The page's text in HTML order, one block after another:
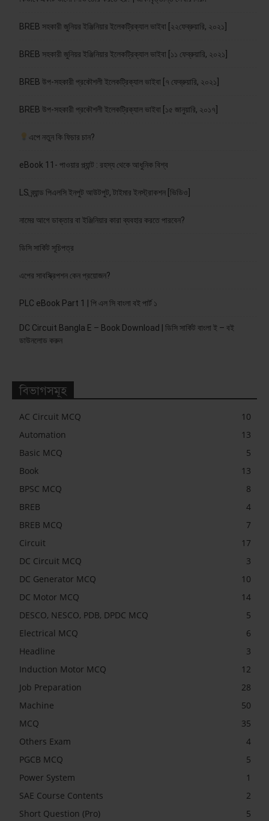
BREB সহকারী জুনিয়র ইঞ্জিনিয়ার ইলেকট্রিক্যাল ভাইবা [২২ফেব্রুয়ারি, ২০২১]
BREB সহকারী জুনিয়র ইঞ্জিনিয়ার ইলেকট্রিক্যাল ভাইবা [১১ ফেব্রুয়ারি, ২০২১]
BREB উপ-সহকারী প্রকৌশলী ইলেকট্রিক্যাল ভাইবা [৭ ফেব্রুয়ারি, ২০২১]
BREB উপ-সহকারী প্রকৌশলী ইলেকট্রিক্যাল ভাইবা [১৫ জানুয়ারি, ২০১৭]
এপে নতুন কি ফিচার চান?
eBook 11- পাওয়ার প্ল্যান্ট : রহস্য থেকে আধুনিক বিশ্ব
LS ব্র্যান্ড পিএলসি ইনপুট আউটপুট, টাইমার ইনস্ট্রাকশন [ভিডিও]
নামের আগে ডাক্তার বা ইঞ্জিনিয়ার কারা ব্যবহার করতে পারবেন?
ডিসি সার্কিট সূচিপত্র
এপের সাবস্ক্রিপশন কেন প্রয়োজন?
PLC eBook Part 1 | পি এল সি বাংলা বই পার্ট ১
DC Circuit Bangla E – Book Download | ডিসি সার্কিট বাংলা ই – বই
ডাউনলোড করুন
বিভাগসমূহ
AC Circuit MCQ
10
Automation
13
Basic MCQ
5
Book
13
BPSC MCQ
8
BREB
4
BREB MCQ
7
Circuit
17
DC Circuit MCQ
3
DC Generator MCQ
10
DC Motor MCQ
14
DESCO, NESCO, PDB, DPDC MCQ
5
Electrical MCQ
6
Headline
3
Induction Motor MCQ
12
Job Preparation
28
Machine
50
MCQ
35
Others Exam
4
PGCB MCQ
5
Power System
1
SAE Course Contents
2
Short Question (Pro)
5